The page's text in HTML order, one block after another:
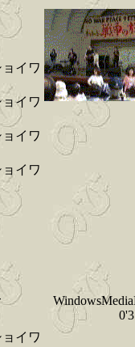
イワ
イワ
イワ
イワ
イワ